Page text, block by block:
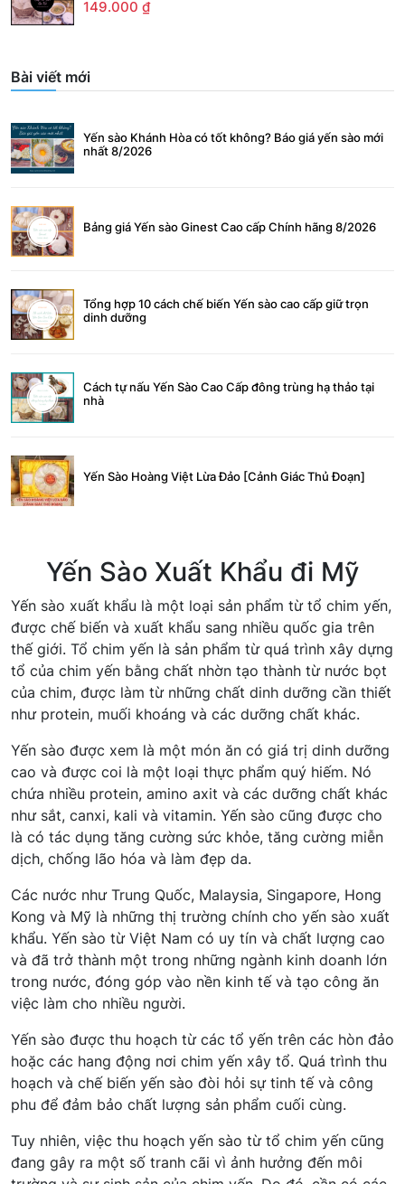
149.000 ₫
Bài viết mới
Yến sào Khánh Hòa có tốt không? Báo giá yến sào mới
nhất 8/2026
Bảng giá Yến sào Ginest Cao cấp Chính hãng 8/2026
Tổng hợp 10 cách chế biến Yến sào cao cấp giữ trọn
dinh dưỡng
Cách tự nấu Yến Sào Cao Cấp đông trùng hạ thảo tại
nhà
Yến Sào Hoàng Việt Lừa Đảo [Cảnh Giác Thủ Đoạn]
Yến Sào Xuất Khẩu đi Mỹ
Yến sào xuất khẩu là một loại sản phẩm từ tổ chim yến,
được chế biến và xuất khẩu sang nhiều quốc gia trên
thế giới. Tổ chim yến là sản phẩm từ quá trình xây dựng
tổ của chim yến bằng chất nhờn tạo thành từ nước bọt
của chim, được làm từ những chất dinh dưỡng cần thiết
như protein, muối khoáng và các dưỡng chất khác.
Yến sào được xem là một món ăn có giá trị dinh dưỡng
cao và được coi là một loại thực phẩm quý hiếm. Nó
chứa nhiều protein, amino axit và các dưỡng chất khác
như sắt, canxi, kali và vitamin. Yến sào cũng được cho
là có tác dụng tăng cường sức khỏe, tăng cường miễn
dịch, chống lão hóa và làm đẹp da.
Các nước như Trung Quốc, Malaysia, Singapore, Hong
Kong và Mỹ là những thị trường chính cho yến sào xuất
khẩu. Yến sào từ Việt Nam có uy tín và chất lượng cao
và đã trở thành một trong những ngành kinh doanh lớn
trong nước, đóng góp vào nền kinh tế và tạo công ăn
việc làm cho nhiều người.
Yến sào được thu hoạch từ các tổ yến trên các hòn đảo
hoặc các hang động nơi chim yến xây tổ. Quá trình thu
hoạch và chế biến yến sào đòi hỏi sự tinh tế và công
phu để đảm bảo chất lượng sản phẩm cuối cùng.
Tuy nhiên, việc thu hoạch yến sào từ tổ chim yến cũng
đang gây ra một số tranh cãi vì ảnh hưởng đến môi